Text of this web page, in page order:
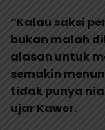
“Kalau saksi
bukan malah
alasan untuk
semakin
tidak punya
ujar Kawer.